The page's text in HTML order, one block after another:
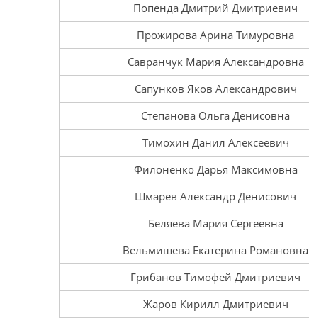
Попенда Дмитрий Дмитриевич
Прожирова Арина Тимуровна
Савранчук Мария Александровна
Сапунков Яков Александрович
Степанова Ольга Денисовна
Тимохин Данил Алексеевич
Филоненко Дарья Максимовна
Шмарев Александр Денисович
Беляева Мария Сергеевна
Вельмишева Екатерина Романовна
Грибанов Тимофей Дмитриевич
Жаров Кирилл Дмитриевич